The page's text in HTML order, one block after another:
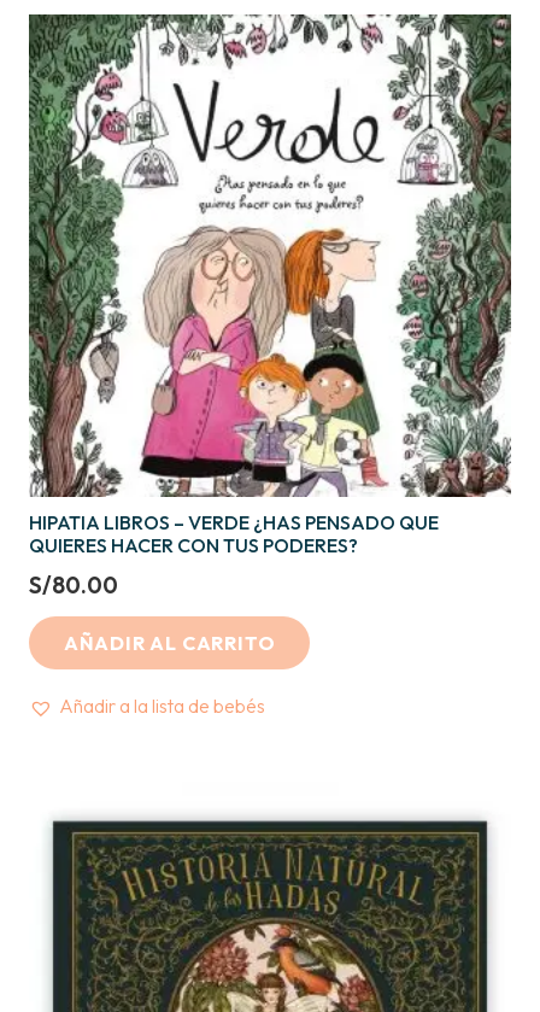
HIPATIA LIBROS – VERDE ¿HAS PENSADO QUE
QUIERES HACER CON TUS PODERES?
S/80.00
AÑADIR AL CARRITO
Añadir a la lista de bebés